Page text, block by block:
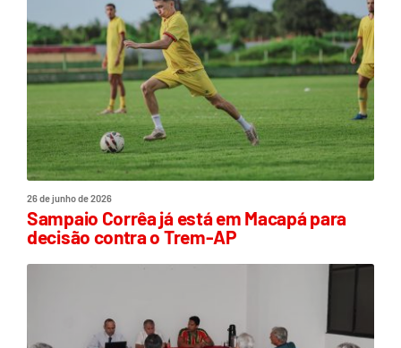
26 de junho de 2026
Sampaio Corrêa já está em Macapá para
decisão contra o Trem-AP